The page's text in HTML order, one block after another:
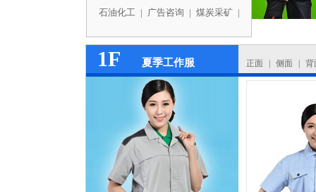
石油化工 | 广告咨询 | 煤炭采矿 |
1F 夏季工作服 正面 侧面 背